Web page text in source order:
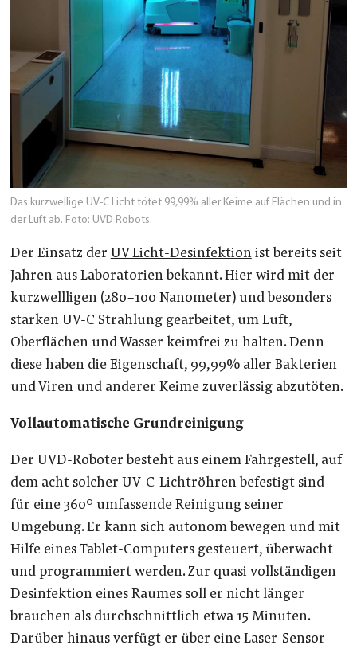
Das kurzwellige UV-C Licht tötet 99,99% aller Keime auf Flächen und in
der Luft ab. Foto: UVD Robots.
Der Einsatz der UV Licht-Desinfektionist bereits seit
Jahren aus Laboratorien bekannt. Hier wird mit der
kurzwellligen (280-100 Nanometer) und besonders
starken UV-C Strahlung gearbeitet, um Luft,
Oberflächen und Wasser keimfrei zu halten. Denn
diese haben die Eigenschaft, 99,99% aller Bakterien
und Viren und anderer Keime zuverlässig abzutöten.
Vollautomatische Grundreinigung
Der UVD-Roboter besteht aus einem Fahrgestell, auf
dem acht solcher UV-C-Lichtröhren befestigt sind –
für eine 360° umfassende Reinigung seiner
Umgebung. Er kann sich autonom bewegen und mit
Hilfe eines Tablet-Computers gesteuert, überwacht
und programmiert werden. Zur quasi vollständigen
Desinfektion eines Raumes soll er nicht länger
brauchen als durchschnittlich etwa 15 Minuten.
Darüber hinaus verfügt er über eine Laser-Sensor-